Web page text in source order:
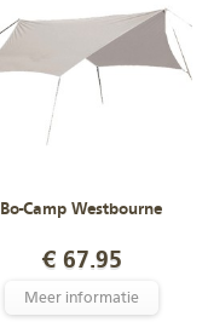
Bo-Camp Westbourne
€ 67.95
Meer informatie